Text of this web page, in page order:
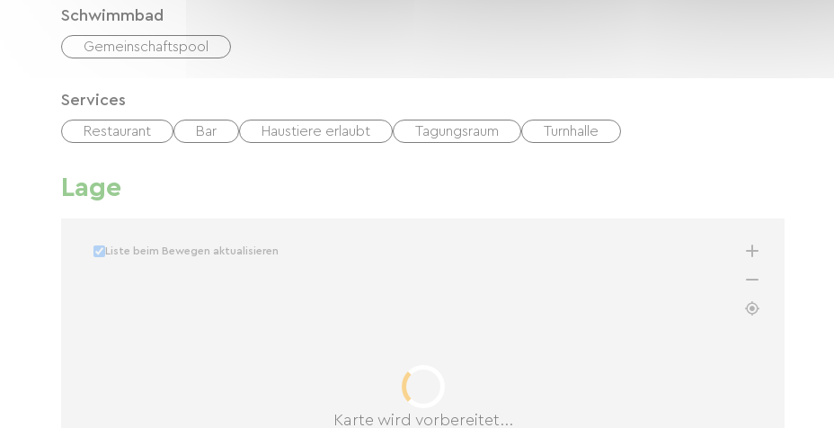
Schwimmbad
Gemeinschaftspool
Services
Restaurant Bar Haustiere erlaubt Tagungsraum Turnhalle
Lage
Karte wird vorbereitet...
Liste beim Bewegen aktualisieren